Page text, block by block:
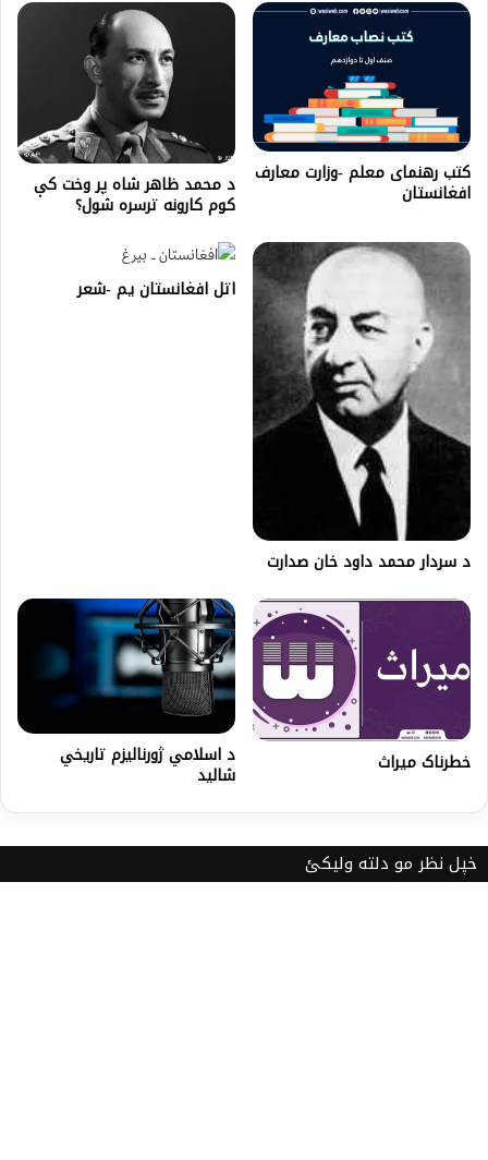
کتب رهنمای معلم -وزارت معارف
افغانستان د محمد ظاهر شاه پر وخت کې
کوم کارونه ترسره شول؟
د سردار محمد داود خان صدارت
اتل افغانستان یم -شعر
خطرناک میراث د اسلامي ژورنالیزم تاریخي
شالید
خپل نظر مو دلته ولیکئ